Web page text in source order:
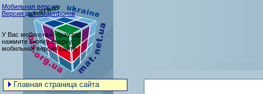
Мобильная версия
Версия для смартфонов
У Вас мобильный браузер -
нажмите кнопку вверху,
мобильная версия сайта
Главная страница сайта